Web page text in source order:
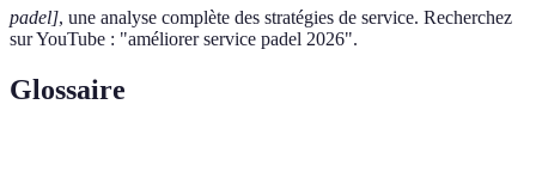
padel], une analyse complète des stratégies de service. Recherchez
sur YouTube : "améliorer service padel 2026".
Glossaire